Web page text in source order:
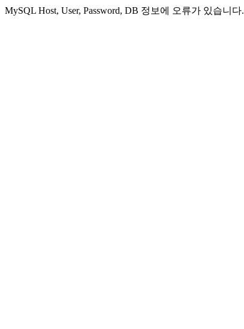
MySQL Host, User, Password, DB 정보에 오류가 있습니다.